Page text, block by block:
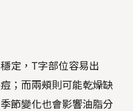
定，T字部位容易出
；而兩頰則可能乾燥缺
節變化也會影響油脂分